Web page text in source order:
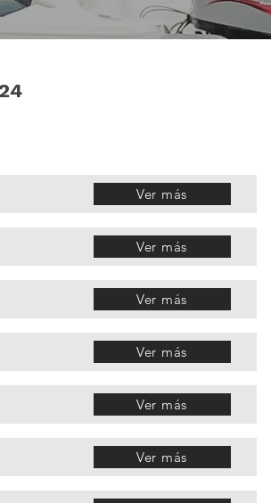
Ver más
Ver más
Ver más
Ver más
Ver más
Ver más